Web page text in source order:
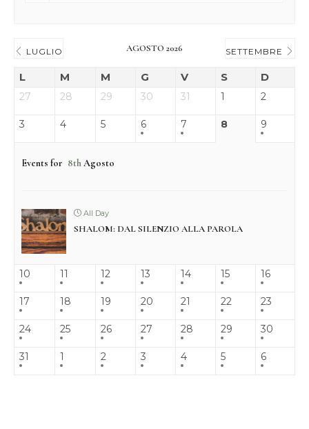
LUGLIO AGOSTO 2026 SETTEMBRE
L M M G V S D
27 28 29 30 31 1 2
3 4 5 6 7 8 9
Events for 8thAgosto
All Day
SHALOM: DAL SILENZIO ALLA PAROLA
10 11 12 13 14 15 16
17 18 19 20 21 22 23
24 25 26 27 28 29 30
31 1 2 3 4 5 6